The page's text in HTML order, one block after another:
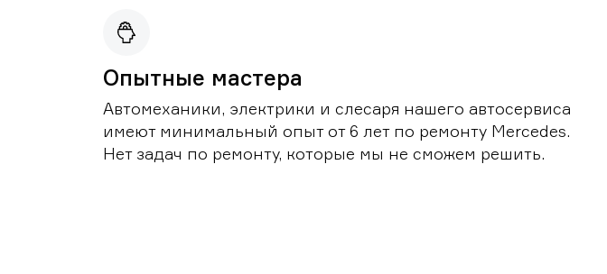
Опытные мастера
Автомеханики, электрики и слесаря нашего автосервиса
имеют минимальный опыт от 6 лет по ремонту Mercedes.
Нет задач по ремонту, которые мы не сможем решить.